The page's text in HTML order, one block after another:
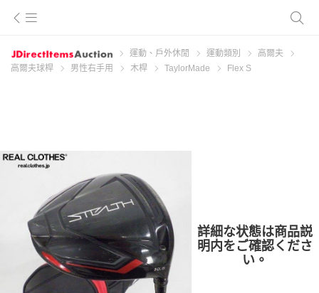
運動、戶外休閒 運動類別
高爾夫
高爾夫球桿
男性右手用 木桿 TaylorMade Flex S
詳細な状態は商品説
明内をご確認くださ
い。